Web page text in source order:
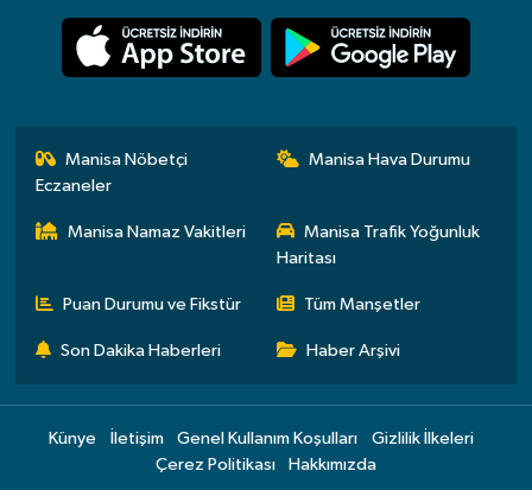
Manisa Nöbetçi
Eczaneler
Manisa Hava Durumu
Manisa Namaz Vakitleri
Manisa Trafik Yoğunluk
Haritası
Puan Durumu ve Fikstür Tüm Manşetler
Son Dakika Haberleri Haber Arşivi
Künye İletişim Genel Kullanım Koşulları
Gizlilik İlkeleri
Çerez Politikası
Hakkımızda